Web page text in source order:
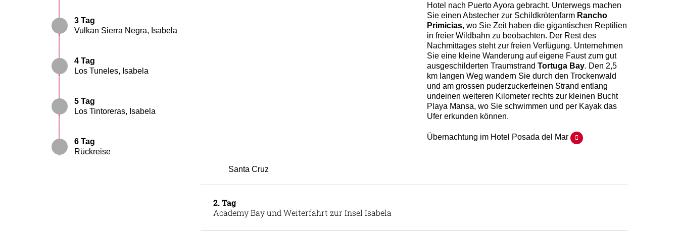
3 Tag
Vulkan Sierra Negra, Isabela
4 Tag
Los Tuneles, Isabela
5 Tag
Los Tintoreras, Isabela
6 Tag
Rückreise
Hotel nach Puerto Ayora gebracht. Unterwegs machen
Sie einen Abstecher zur Schildkrötenfarm Rancho
Primicias, wo Sie Zeit haben die gigantischen Reptilien
in freier Wildbahn zu beobachten. Der Rest des
Nachmittages steht zur freien Verfügung. Unternehmen
Sie eine kleine Wanderung auf eigene Faust zum gut
ausgeschilderten Traumstrand Tortuga Bay. Den 2,5
km langen Weg wandern Sie durch den Trockenwald
und am grossen puderzuckerfeinen Strand entlang
undeinen weiteren Kilometer rechts zur kleinen Bucht
Playa Mansa, wo Sie schwimmen und per Kayak das
Ufer erkunden können.
Übernachtung im Hotel Posada del Mar
Santa Cruz
2. Tag
Academy Bay und Weiterfahrt zur Insel Isabela